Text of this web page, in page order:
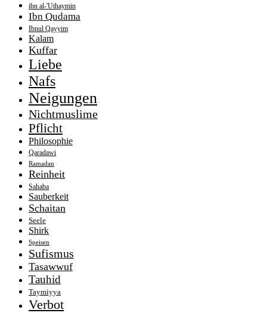
ibn al-'Uthaymin
Ibn Qudama
Ibnul Qayyim
Kalam
Kuffar
Liebe
Nafs
Neigungen
Nichtmuslime
Pflicht
Philosophie
Qaradawi
Ramadan
Reinheit
Sahaba
Sauberkeit
Schaitan
Seele
Shirk
Speisen
Sufismus
Tasawwuf
Tauhid
Taymiyya
Verbot